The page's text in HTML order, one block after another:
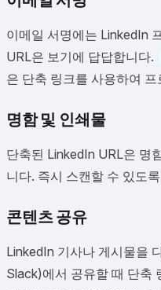
이메일 서명에는 LinkedIn
URL은 보기에 답답합니다.
은 단축 링크를 사용하여
명함 및 인쇄물
단축된 LinkedIn URL은 명
니다. 즉시 스캔할 수 있도록
콘텐츠 공유
LinkedIn 기사나 게시물을
Slack)에서 공유할 때 단축